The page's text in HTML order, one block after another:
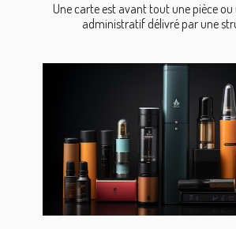
Une carte est avant tout une pièce
administratif délivré par une